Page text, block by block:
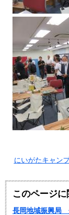
にいがたキャン
このページ
長岡地域振興局